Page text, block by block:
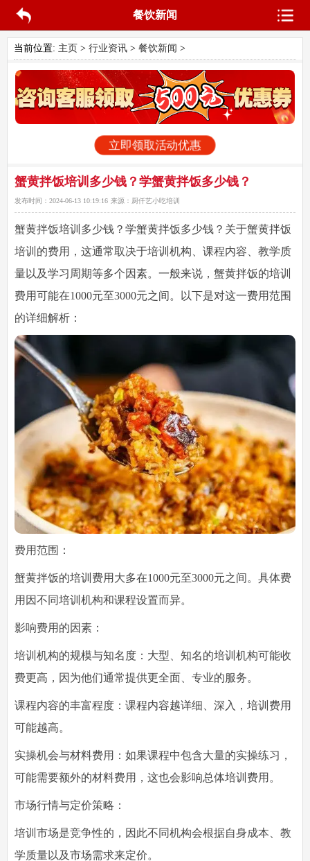
餐饮新闻
当前位置: 主页 > 行业资讯> 餐饮新闻 >
立即领取活动优惠
蟹黄拌饭培训多少钱？学蟹黄拌饭多少钱？
发布时间： 2024-06-13 10:19:16 来源： 厨仟艺小吃培训
蟹黄拌饭培训多少钱？学蟹黄拌饭多少钱？关于蟹黄拌饭
培训的费用，这通常取决于培训机构、课程内容、教学质
量以及学习周期等多个因素。一般来说，蟹黄拌饭的培训
费用可能在1000元至3000元之间。以下是对这一费用范围
的详细解析：
费用范围：
蟹黄拌饭的培训费用大多在1000元至3000元之间。具体费
用因不同培训机构和课程设置而异。
影响费用的因素：
培训机构的规模与知名度：大型、知名的培训机构可能收
费更高，因为他们通常提供更全面、专业的服务。
课程内容的丰富程度：课程内容越详细、深入，培训费用
可能越高。
实操机会与材料费用：如果课程中包含大量的实操练习，
可能需要额外的材料费用，这也会影响总体培训费用。
市场行情与定价策略：
培训市场是竞争性的，因此不同机构会根据自身成本、教
学质量以及市场需求来定价。